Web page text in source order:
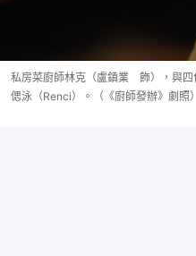
私房菜廚師林克（盧鎮業 飾），與四
偲泳（Renci）。（《廚師發辦》劇照）